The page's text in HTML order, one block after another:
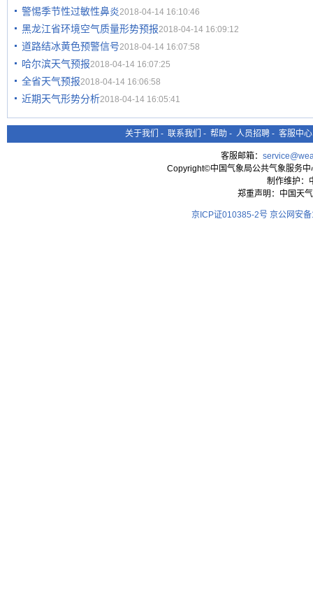
警惕季节性过敏性鼻炎2018-04-14 16:10:46
黑龙江省环境空气质量形势预报2018-04-14 16:09:12
道路结冰黄色预警信号2018-04-14 16:07:58
哈尔滨天气预报2018-04-14 16:07:25
全省天气预报2018-04-14 16:06:58
近期天气形势分析2018-04-14 16:05:41
关于我们 - 联系我们 - 帮助 - 人员招聘 - 客服中心
客服邮箱：
Copyright©中国气象局公共气象服务
制作维护：
郑重声明：中国天
京ICP证010385-2号 京公网安